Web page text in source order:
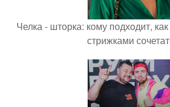
Челка - шторка: кому подходит,
стрижками